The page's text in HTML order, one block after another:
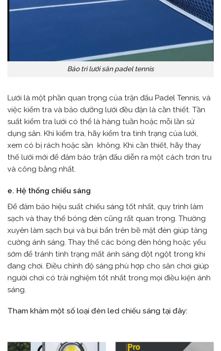
Bảo trì lưới sân padel tennis
Lưới là một phần quan trọng của trận đấu Padel Tennis, và
việc kiểm tra và bảo dưỡng lưới đều đặn là cần thiết. Tần
suất kiểm tra lưới có thể là hàng tuần hoặc mỗi lần sử
dụng sân. Khi kiểm tra, hãy kiểm tra tình trạng của lưới,
xem có bị rách hoặc sần không. Khi cần thiết, hãy thay
thế lưới mới để đảm bảo trận đấu diễn ra một cách trơn tru
và công bằng nhất.
e. Hệ thống chiếu sáng
Để đảm bảo hiệu suất chiếu sáng tốt nhất, quy trình làm
sạch và thay thế bóng đèn cũng rất quan trọng. Thường
xuyên làm sạch bụi và bụi bẩn trên bề mặt đèn giúp tăng
cường ánh sáng. Thay thế các bóng đèn hỏng hoặc yếu
sớm để tránh tình trạng mất ánh sáng đột ngột trong khi
đang chơi. Điều chỉnh độ sáng phù hợp cho sân chơi giúp
người chơi có trải nghiệm tốt nhất trong mọi điều kiện ánh
sáng.
Tham khảm một số loại đèn led chiếu sáng tại đây: